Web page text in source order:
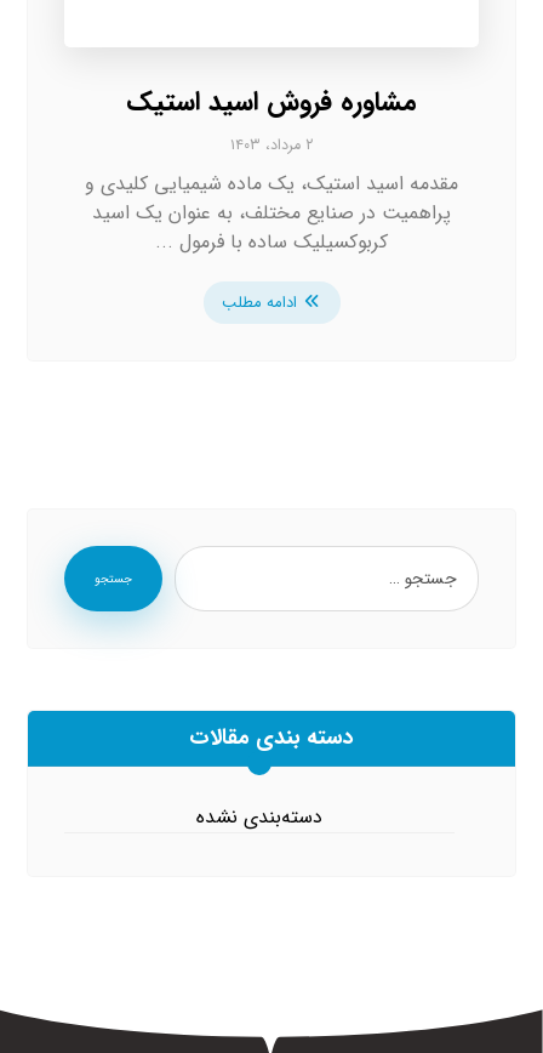
مشاوره فروش اسید استیک
۲ مرداد، ۱۴۰۳
مقدمه اسید استیک، یک ماده شیمیایی کلیدی و
پراهمیت در صنایع مختلف، به عنوان یک اسید
کربوکسیلیک ساده با فرمول ...
ادامه مطلب
جستجو
دسته بندی مقالات
دسته‌بندی نشده